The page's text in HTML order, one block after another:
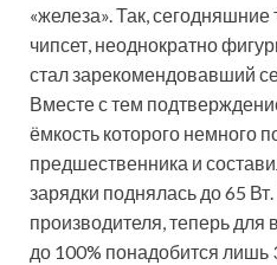
«железа». Так,
чипсет, неоднократно
стал зарекомендовавший
Вместе с тем
ёмкость которого немного
предшественника и
зарядки поднялась до 65
производителя, теперь для
до 100% понадобится лишь